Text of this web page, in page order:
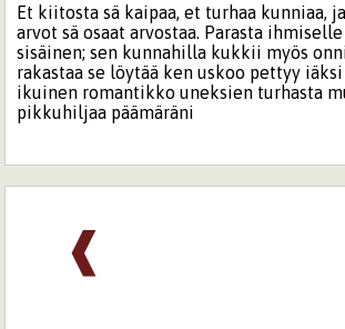
Et kiitosta sä kaipaa, et turhaa kunniaa,
arvot sä osaat arvostaa. Parasta
sisäinen; sen kunnahilla kukkii myös
rakastaa se löytää ken uskoo pettyy
ikuinen romantikko uneksien turhasta
pikkuhiljaa päämäräni
❰